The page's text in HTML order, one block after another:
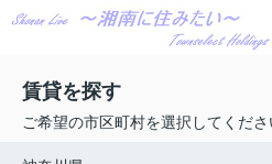
賃貸を探す
ご希望の市区町村を選択してくださ